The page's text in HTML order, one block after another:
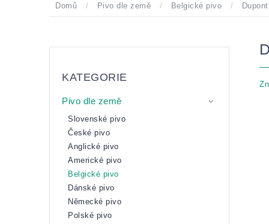
Domů / Pivo dle země / Belgické pivo /
panel
KATEGORIE
Pivo dle země
Slovenské pivo
České pivo
Anglické pivo
Americké pivo
Belgické pivo
Dánské pivo
Německé pivo
Polské pivo